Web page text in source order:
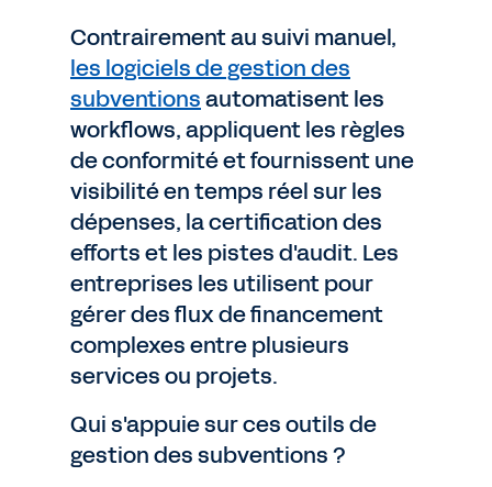
Contrairement au suivi manuel,
les logiciels de gestion des
subventionsautomatisent les
workflows, appliquent les règles
de conformité et fournissent une
visibilité en temps réel sur les
dépenses, la certification des
efforts et les pistes d'audit. Les
entreprises les utilisent pour
gérer des flux de financement
complexes entre plusieurs
services ou projets.
Qui s'appuie sur ces outils de
gestion des subventions ?